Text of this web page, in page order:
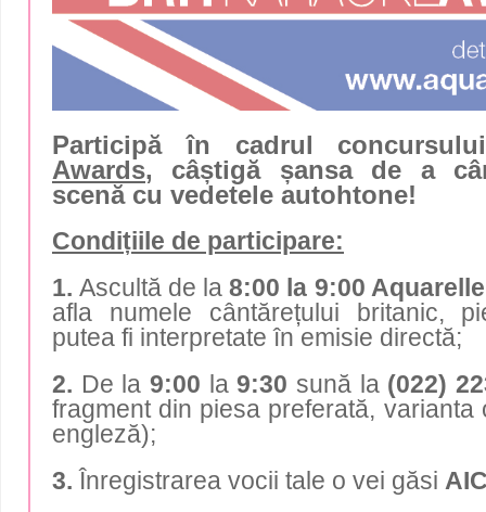
Participă în cadrul concursului
Awards, câștigă șansa de a
scenă cu vedetele autohtone!
Condițiile de participare:
1.Ascultă de la8:00 la 9:00
afla numele cântărețului britanic,
putea fi interpretate în emisie directă;
2. De la9:00 la9:30 sună la (022)
fragment din piesa preferată, varianta
engleză);
3.Înregistrarea vocii tale o vei găsi